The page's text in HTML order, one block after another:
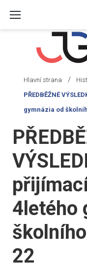
Hlavní strana /
PŘEDBĚŽNÉ
gymnázia od
4letého
22